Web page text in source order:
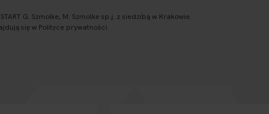
G. Szmolke, M. Szmolke sp.j. z siedzibą w Krakowie.
się w Polityce prywatności.